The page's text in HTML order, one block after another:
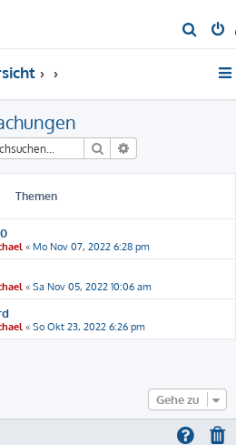
u
Suche
Themen
« Mo Nov 07, 2022 6:28 pm
« Sa Nov 05, 2022 10:06 am
« So Okt 23, 2022 6:26 pm
Gehe zu